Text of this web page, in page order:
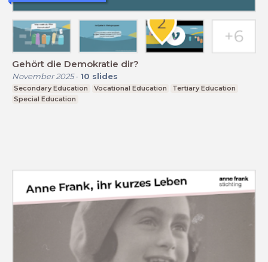
Gehört die Demokratie dir?
November 2025- 10 slides
Secondary Education Vocational Education
Tertiary Education
Special Education